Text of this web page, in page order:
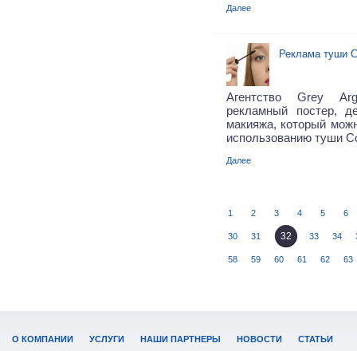
Далее
Реклама туши
Агентство Grey
рекламный постер,
макияжа, который
использованию туши
Далее
1 2 3 4 5 6
30 31 32 33 34
58 59 60 61 62 63
О КОМПАНИИ УСЛУГИ НАШИ ПАРТНЕРЫ НОВОСТИ СТАТЬИ